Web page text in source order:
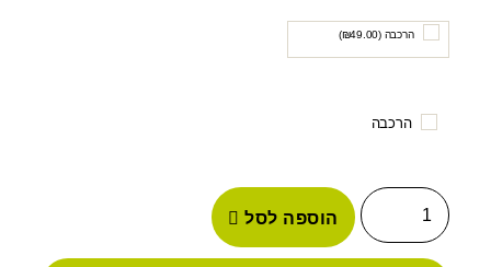
הרכבה ( ₪49.00
)
הרכבה
הוספה לסל